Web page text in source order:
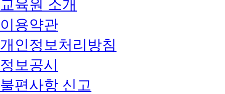
교육원 소개
이용약관
개인정보처리방침
정보공시
불편사항 신고